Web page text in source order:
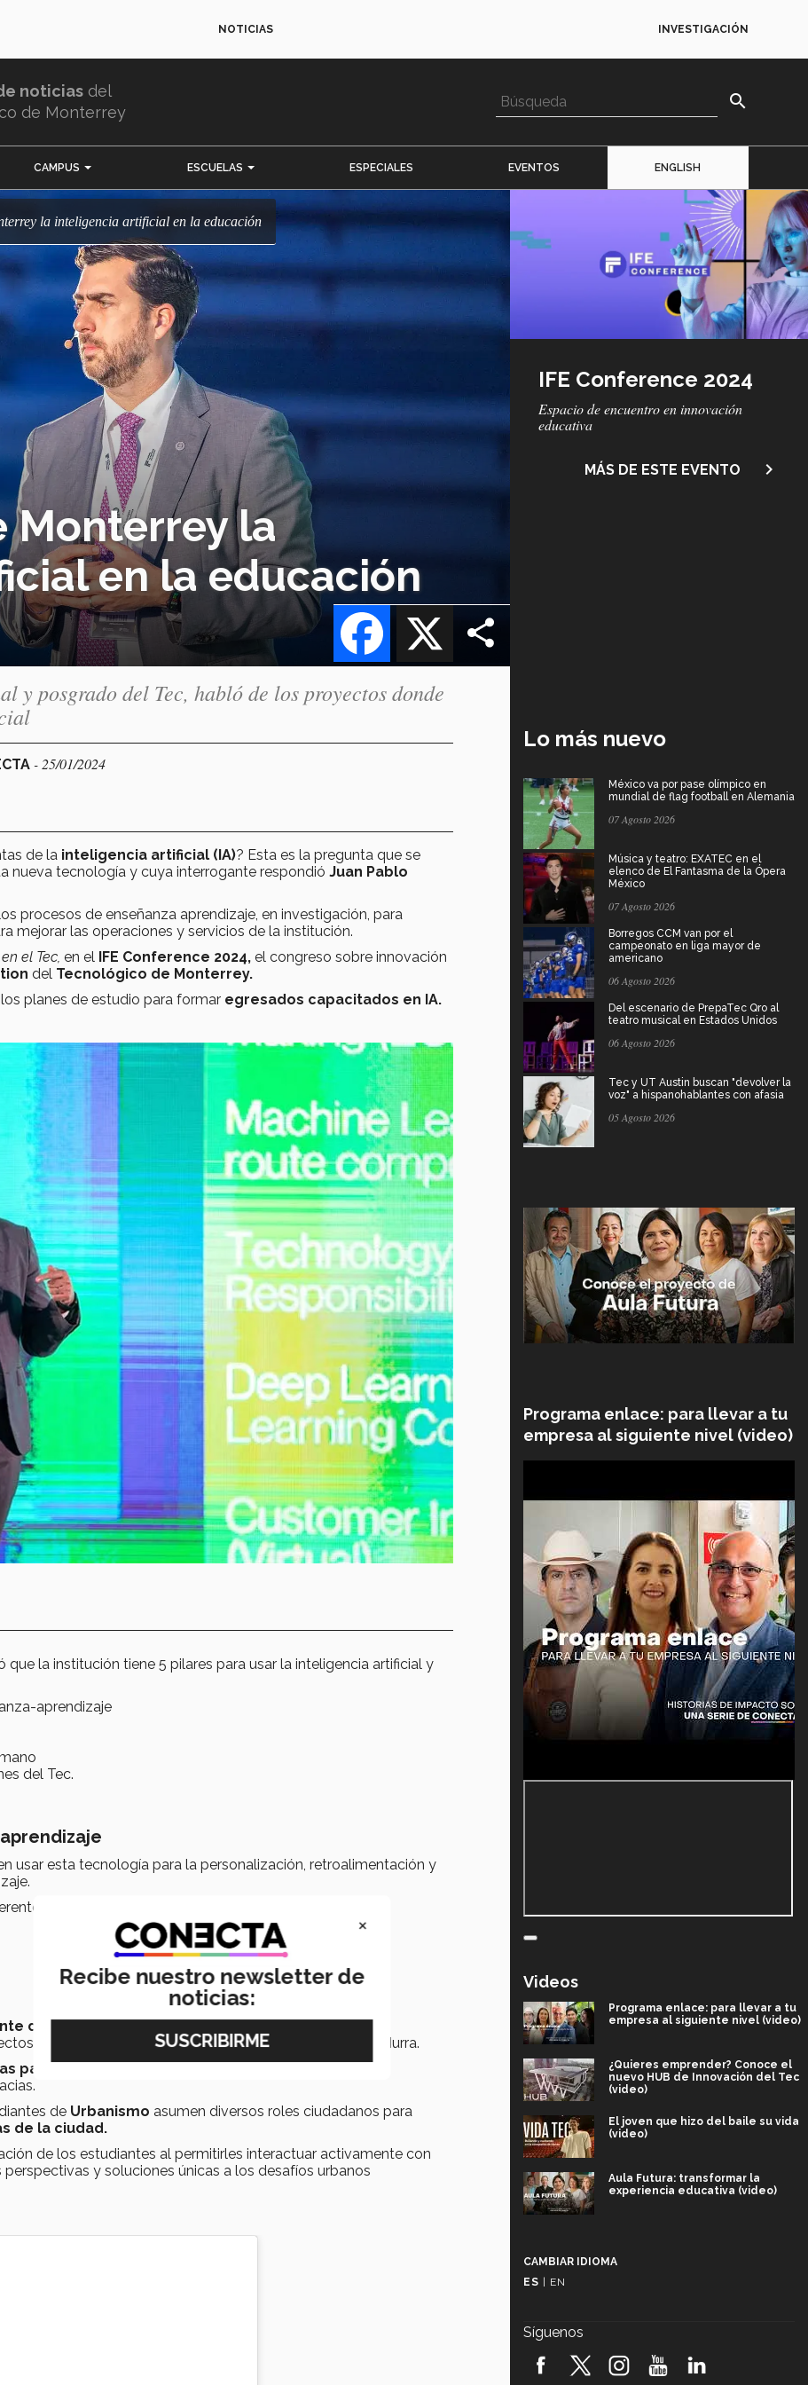
NOTICIAS INVESTIGACIÓN
noticias del
de Monterrey
search
CAMPUS ESCUELAS ESPECIALES EVENTOS ENGLISH
la inteligencia artificial en la educación
Monterrey la
en la educación
X
Facebook
logo
IFE Conference 2024
Subtítulo
Espacio de encuentro en innovación
educativa
MÁS DE ESTE EVENTO navigate_next
y posgrado del Tec, habló de los proyectos donde
- 25/01/2024
de la inteligencia artificial (IA)? Esta es la pregunta que se
nueva tecnología y cuya interrogante respondió Juan Pablo
procesos de enseñanza aprendizaje, en investigación, para
mejorar las operaciones y servicios de la institución.
el Tec, en el IFE Conference 2024, el congreso sobre innovación
del Tecnológico de Monterrey.
planes de estudio para formar egresados capacitados en IA.
la institución tiene 5 pilares para usar la inteligencia artificial y
aprendizaje
del Tec.
usar esta tecnología para la personalización, retroalimentación y
líneas como:
diseñaron y participaron activamente en talleres,
piloto con expertos en este campo, de acuerdo con Murra.
para los alumnos,
de Urbanismo asumen diversos roles ciudadanos para
de la ciudad.
de los estudiantes al permitirles interactuar activamente con
perspectivas y soluciones únicas a los desafíos urbanos
Lo más nuevo
México va por pase olímpico en
mundial de flag football en Alemania
07 Agosto 2026
Música y teatro: EXATEC en el
elenco de El Fantasma de la Ópera
México
07 Agosto 2026
Borregos CCM van por el
campeonato en liga mayor de
americano
06 Agosto 2026
Del escenario de PrepaTec Qro al
teatro musical en Estados Unidos
06 Agosto 2026
Tec y UT Austin buscan "devolver la
voz" a hispanohablantes con afasia
05 Agosto 2026
Programa enlace: para llevar a tu
empresa al siguiente nivel (video)
Videos
Programa enlace: para llevar a tu
empresa al siguiente nivel (video)
¿Quieres emprender? Conoce el
nuevo HUB de Innovación del Tec
(video)
El joven que hizo del baile su vida
(video)
Aula Futura: transformar la
experiencia educativa (video)
robótica FIRST 2026! (video)
CAMBIAR IDIOMA
ES | EN
Síguenos
×
Recibe nuestro newsletter de
noticias: